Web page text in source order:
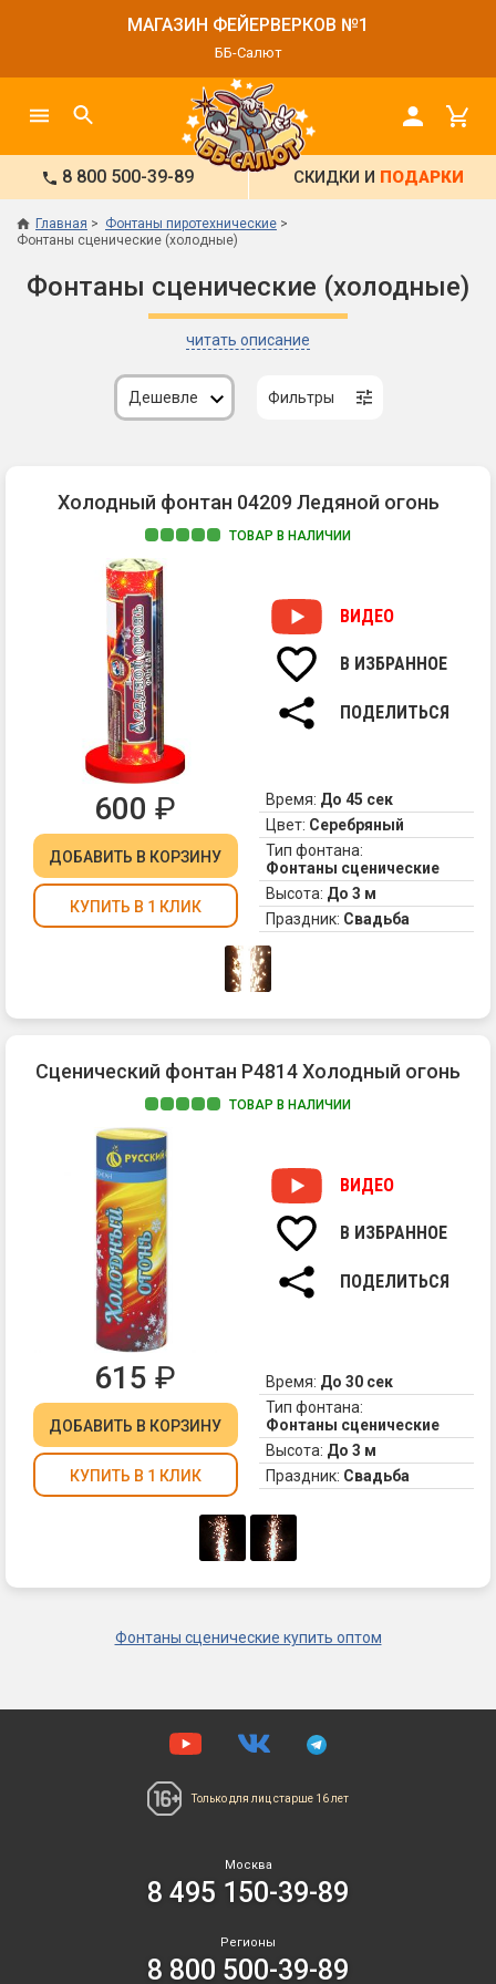
МАГАЗИН ФЕЙЕРВЕРКОВ №1
ББ-Салют
8 800 500-39-89 СКИДКИ И ПОДАРКИ
Главная
Фонтаны пиротехнические
Фонтаны сценические (холодные)
Фонтаны сценические (холодные)
читать описание
Дешевле Фильтры
Холодный фонтан 04209 Ледяной огонь
ТОВАР В НАЛИЧИИ
ВИДЕО
В ИЗБРАННОЕ
ПОДЕЛИТЬСЯ
600 ₽
ДОБАВИТЬ В КОРЗИНУ
КУПИТЬ В 1 КЛИК
Время: До 45 сек
Цвет: Серебряный
Тип фонтана:
Фонтаны сценические
Высота: До 3 м
Праздник: Свадьба
Сценический фонтан Р4814 Холодный огонь
ТОВАР В НАЛИЧИИ
ВИДЕО
В ИЗБРАННОЕ
ПОДЕЛИТЬСЯ
615 ₽
ДОБАВИТЬ В КОРЗИНУ
КУПИТЬ В 1 КЛИК
Время: До 30 сек
Тип фонтана:
Фонтаны сценические
Высота: До 3 м
Праздник: Свадьба
Фонтаны сценические купить оптом
Только для лицстарше 16 лет
Москва
8 495 150-39-89
Регионы
8 800 500-39-89